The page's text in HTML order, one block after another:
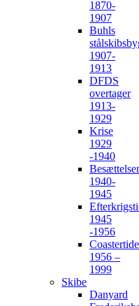
1870-
1907
Buhls
1907-
1913
DFDS
overtager
1913-
1929
Krise
1929
-1940
1940-
1945
1945
-1956
1956 –
1999
Skibe
Danyard